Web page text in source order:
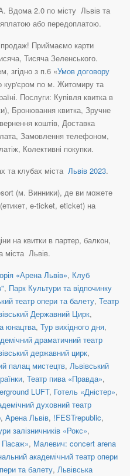
Вдома 2.0 по місту Львів та
або передоплатою.
продаж! Приймаємо карти
Тисяча Зеленського.
згідно з п.6 «Умов договору
кур'єром по м. Житомиру та
Послуги: Купівля квитка в
Бронювання квитка, Зручне
коштів, Доставка
Замовлення телефоном,
Колективні покупки.
та клубах міста Львів 2023.
(м. Винники), де ви можете
e-ticket, eticket) на
на квитки в партер, балкон,
міста Львів.
«Арена Львів», Клуб
, Парк Культури та відпочинку
театр опери та балету, Театр
Державний Цирк,
юнацтва, Тур вихідного дня,
драматичний театр
державний цирк,
палац мистецтв, Львівський
, Театр пива «Правда»,
LUFT, Готель «Дністер»,
духовний театр
, Арена Львів, !FESTrepublic,
залізничників «Рокс»,
Пасаж», Малевич: concert arena
академічний театр опери
та балету, Львівська